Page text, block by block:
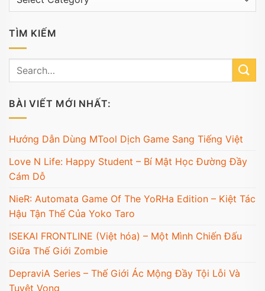
TÌM KIẾM
BÀI VIẾT MỚI NHẤT:
Hướng Dẫn Dùng MTool Dịch Game Sang Tiếng Việt
Love N Life: Happy Student – Bí Mật Học Đường Đầy
Cám Dỗ
NieR: Automata Game Of The YoRHa Edition – Kiệt Tác
Hậu Tận Thế Của Yoko Taro
ISEKAI FRONTLINE (Việt hóa) – Một Mình Chiến Đấu
Giữa Thế Giới Zombie
DepraviA Series – Thế Giới Ác Mộng Đầy Tội Lỗi Và
Tuyệt Vọng